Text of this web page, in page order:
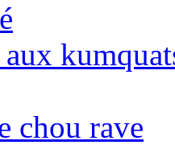
chou rave